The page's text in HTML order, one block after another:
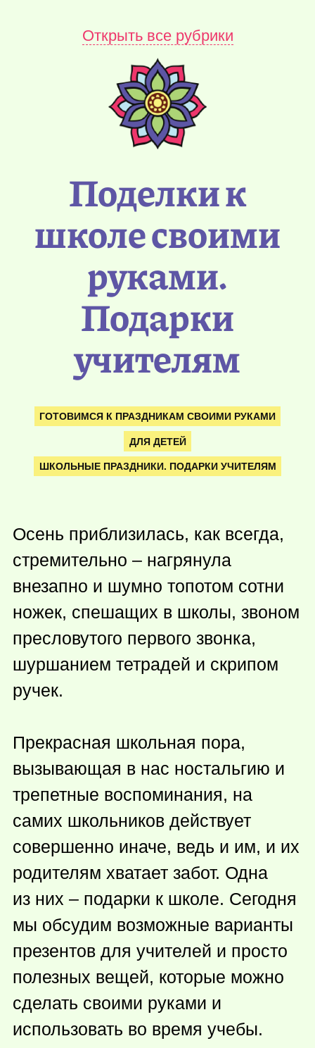
Открыть все рубрики
Поделки к
школе своими
руками.
Подарки
учителям
ГОТОВИМСЯ К ПРАЗДНИКАМ СВОИМИ РУКАМИ
ДЛЯ ДЕТЕЙ
ШКОЛЬНЫЕ ПРАЗДНИКИ. ПОДАРКИ УЧИТЕЛЯМ
Осень приблизилась, как всегда,
стремительно – нагрянула
внезапно и шумно топотом сотни
ножек, спешащих в школы, звоном
пресловутого первого звонка,
шуршанием тетрадей и скрипом
ручек.
Прекрасная школьная пора,
вызывающая в нас ностальгию и
трепетные воспоминания, на
самих школьников действует
совершенно иначе, ведь и им, и их
родителям хватает забот. Одна
из них – подарки к школе. Сегодня
мы обсудим возможные варианты
презентов для учителей и просто
полезных вещей, которые можно
сделать своими руками и
использовать во время учебы.